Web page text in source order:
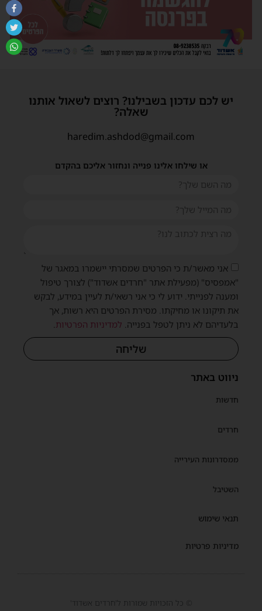
ניווט באתר
חדשות
חרדים
ממסדרונות העירייה
השטיבל
תנאי שימוש
מדיניות פרטיות
יש לכם עדכון בשבילנו? רוצים לשאול אותנו
שאלה?
haredim.ashdod@gmail.com
או שילחו אלינו פנייה ונחזור אליכם בהקדם
אני מאשר/ת כי הפרטים שמסרתי יישמרו במאגר של
"אמפסיס" (מפעילת אתר "חרדים אשדוד") לצורך טיפול
ומענה לפנייתי. ידוע לי כי אני רשאי/ת לעיין במידע, לבקש
את תיקונו או מחיקתו. מסירת הפרטים היא רשות, אך
בלעדיהם לא ניתן לטפל בפנייה. למדיניות הפרטיות.
שליחה
© כל הזכויות שמורות ל'חרדים אשדוד'